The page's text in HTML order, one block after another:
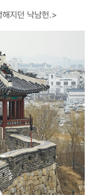
해지던 낙남헌.>